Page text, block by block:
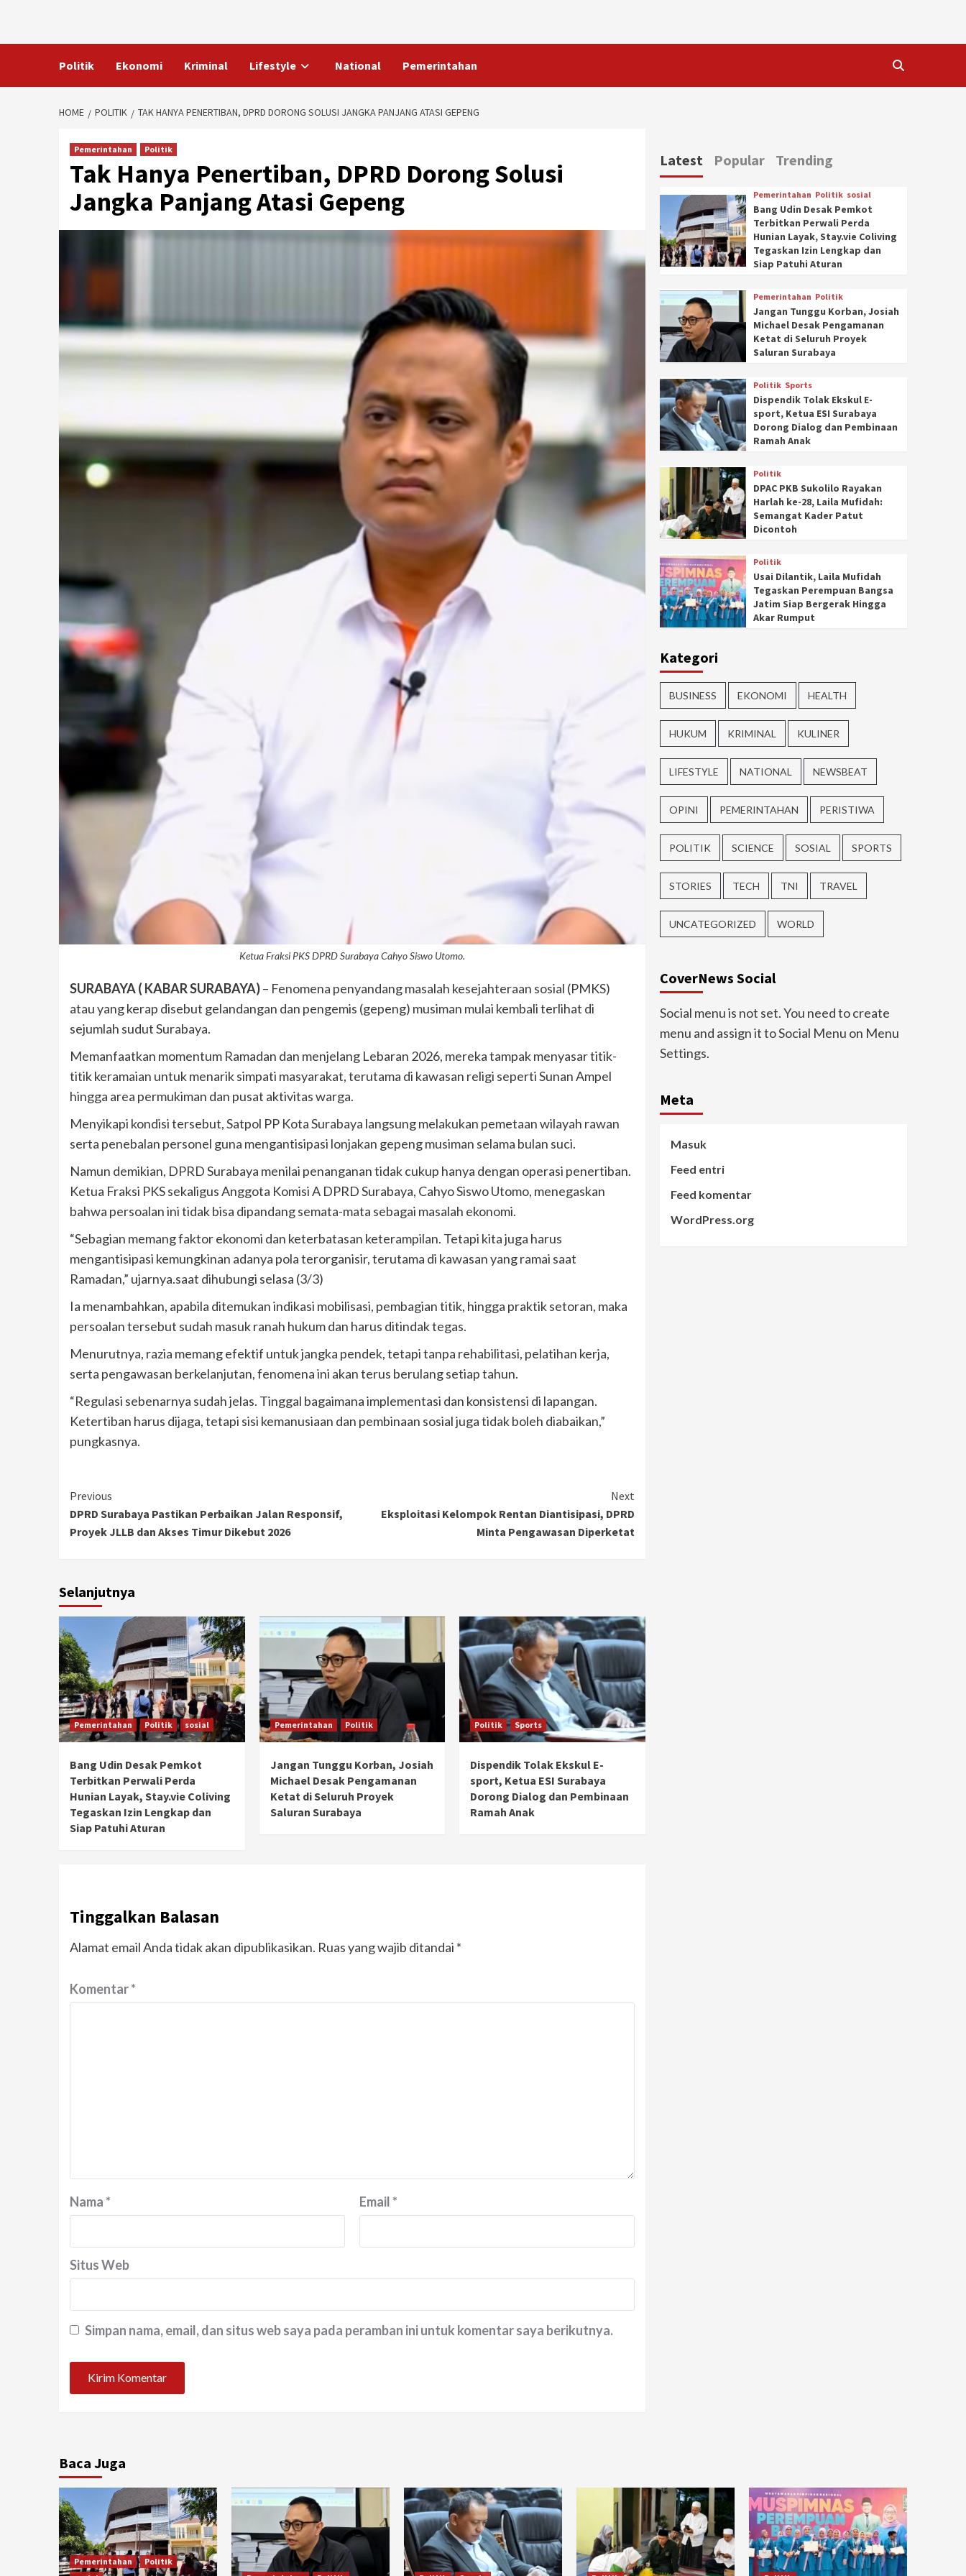
Politik Ekonomi Kriminal Lifestyle National Pemerintahan
HOME POLITIK TAK HANYA PENERTIBAN, DPRD DORONG SOLUSI JANGKA PANJANG ATASI GEPENG
Pemerintahan Politik
Tak Hanya Penertiban, DPRD Dorong Solusi
Jangka Panjang Atasi Gepeng
Ketua Fraksi PKS DPRD Surabaya Cahyo Siswo Utomo.
SURABAYA ( KABAR SURABAYA)– Fenomena penyandang masalah kesejahteraan sosial (PMKS)
atau yang kerap disebut gelandangan dan pengemis (gepeng) musiman mulai kembali terlihat di
sejumlah sudut Surabaya.
Memanfaatkan momentum Ramadan dan menjelang Lebaran 2026, mereka tampak menyasar titik-
titik keramaian untuk menarik simpati masyarakat, terutama di kawasan religi seperti Sunan Ampel
hingga area permukiman dan pusat aktivitas warga.
Menyikapi kondisi tersebut, Satpol PP Kota Surabaya langsung melakukan pemetaan wilayah rawan
serta penebalan personel guna mengantisipasi lonjakan gepeng musiman selama bulan suci.
Namun demikian, DPRD Surabaya menilai penanganan tidak cukup hanya dengan operasi penertiban.
Ketua Fraksi PKS sekaligus Anggota Komisi A DPRD Surabaya, Cahyo Siswo Utomo, menegaskan
bahwa persoalan ini tidak bisa dipandang semata-mata sebagai masalah ekonomi.
“Sebagian memang faktor ekonomi dan keterbatasan keterampilan. Tetapi kita juga harus
mengantisipasi kemungkinan adanya pola terorganisir, terutama di kawasan yang ramai saat
Ramadan,” ujarnya.saat dihubungi selasa (3/3)
Ia menambahkan, apabila ditemukan indikasi mobilisasi, pembagian titik, hingga praktik setoran, maka
persoalan tersebut sudah masuk ranah hukum dan harus ditindak tegas.
Menurutnya, razia memang efektif untuk jangka pendek, tetapi tanpa rehabilitasi, pelatihan kerja,
serta pengawasan berkelanjutan, fenomena ini akan terus berulang setiap tahun.
“Regulasi sebenarnya sudah jelas. Tinggal bagaimana implementasi dan konsistensi di lapangan.
Ketertiban harus dijaga, tetapi sisi kemanusiaan dan pembinaan sosial juga tidak boleh diabaikan,”
pungkasnya.
Continue
Reading
Previous
DPRD Surabaya Pastikan Perbaikan Jalan Responsif,
Proyek JLLB dan Akses Timur Dikebut 2026
Next
Eksploitasi Kelompok Rentan Diantisipasi, DPRD
Minta Pengawasan Diperketat
Selanjutnya
Pemerintahan Politik sosial
Bang Udin Desak Pemkot
Terbitkan Perwali Perda
Hunian Layak, Stay.vie Coliving
Tegaskan Izin Lengkap dan
Siap Patuhi Aturan
Pemerintahan Politik
Jangan Tunggu Korban, Josiah
Michael Desak Pengamanan
Ketat di Seluruh Proyek
Saluran Surabaya
Politik Sports
Dispendik Tolak Ekskul E-
sport, Ketua ESI Surabaya
Dorong Dialog dan Pembinaan
Ramah Anak
Tinggalkan Balasan
Alamat email Anda tidak akan dipublikasikan. Ruas yang wajib ditandai *
Komentar*
Nama* Email*
Situs Web
Simpan nama, email, dan situs web saya pada peramban ini untuk komentar saya berikutnya.
Latest Popular Trending
Pemerintahan Politik sosial
Bang Udin Desak Pemkot
Terbitkan Perwali Perda
Hunian Layak, Stay.vie Coliving
Tegaskan Izin Lengkap dan
Siap Patuhi Aturan
Pemerintahan Politik
Jangan Tunggu Korban, Josiah
Michael Desak Pengamanan
Ketat di Seluruh Proyek
Saluran Surabaya
Politik Sports
Dispendik Tolak Ekskul E-
sport, Ketua ESI Surabaya
Dorong Dialog dan Pembinaan
Ramah Anak
Politik
DPAC PKB Sukolilo Rayakan
Harlah ke-28, Laila Mufidah:
Semangat Kader Patut
Dicontoh
Politik
Usai Dilantik, Laila Mufidah
Tegaskan Perempuan Bangsa
Jatim Siap Bergerak Hingga
Akar Rumput
Kategori
BUSINESS EKONOMI HEALTH
HUKUM KRIMINAL KULINER
LIFESTYLE NATIONAL NEWSBEAT
OPINI PEMERINTAHAN PERISTIWA
POLITIK SCIENCE SOSIAL SPORTS
STORIES TECH TNI TRAVEL
UNCATEGORIZED WORLD
CoverNews Social
Social menu is not set. You need to create
menu and assign it to Social Menu on Menu
Settings.
Meta
Masuk
Feed entri
Feed komentar
WordPress.org
Baca Juga
Pemerintahan
Politik